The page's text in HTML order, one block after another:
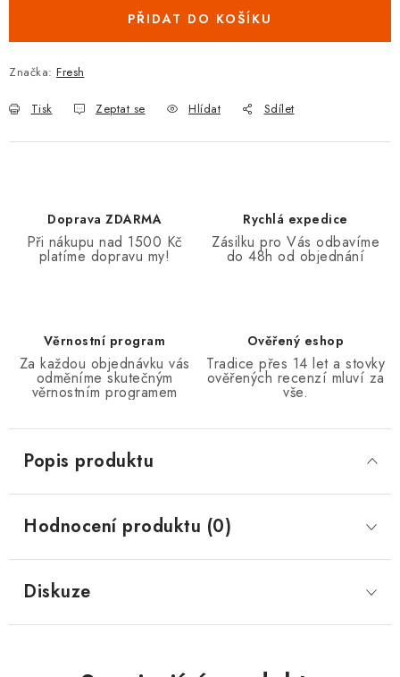
PŘIDAT DO KOŠÍKU
Značka: Fresh
Tisk Zeptat se Hlídat Sdílet
Doprava ZDARMA
Při nákupu nad 1500 Kč
platíme dopravu my!
Rychlá expedice
Zásilku pro Vás odbavíme
do 48h od objednání
Věrnostní program
Za každou objednávku vás
odměníme skutečným
věrnostním programem
Ověřený eshop
Tradice přes 14 let a stovky
ověřených recenzí mluví za
vše.
Popis produktu
Hodnocení produktu (0)
Diskuze